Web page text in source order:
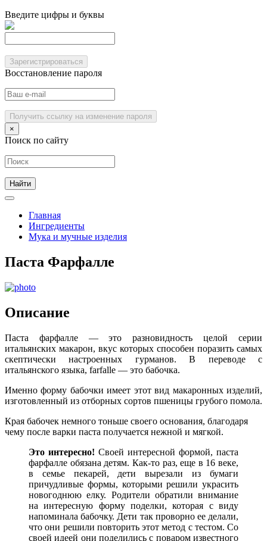
Введите цифры и буквы
Зарегистрироваться
Восстановление пароля
Получить ссылку на изменение пароля
×
Поиск по сайту
Главная
Ингредиенты
Мука и мучные изделия
Паста Фарфалле
Описание
Паста фарфалле — это разновидность целой серии
итальянских макарон, вкус которых способен поразить самых
скептически настроенных гурманов. В переводе с
итальянского языка, farfalle — это бабочка.
Именно форму бабочки имеет этот вид макаронных изделий,
изготовленный из отборных сортов пшеницы грубого помола.
Края бабочек немного тоньше своего основания, благодаря
чему после варки паста получается нежной и мягкой.
Это интересно! Своей интересной формой, паста
фарфалле обязана детям. Как-то раз, еще в 16 веке,
в семье пекарей, дети вырезали из бумаги
причудливые формы, которыми решили украсить
новогоднюю елку. Родители обратили внимание
на интересную форму поделки, которая с виду
напоминала бабочку. Дети так проворно ее делали,
что они решили повторить этот метод с тестом. Со
своей идеей они поделились с поваром известного